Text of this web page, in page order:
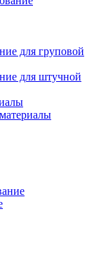
для груповой
для штучной